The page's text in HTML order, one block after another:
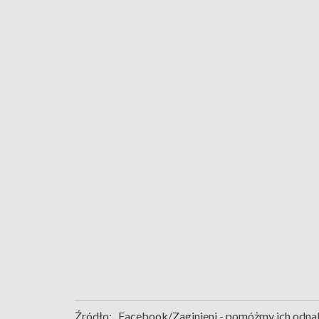
Źródło: Facebook/Zaginieni - pomóżmy ich